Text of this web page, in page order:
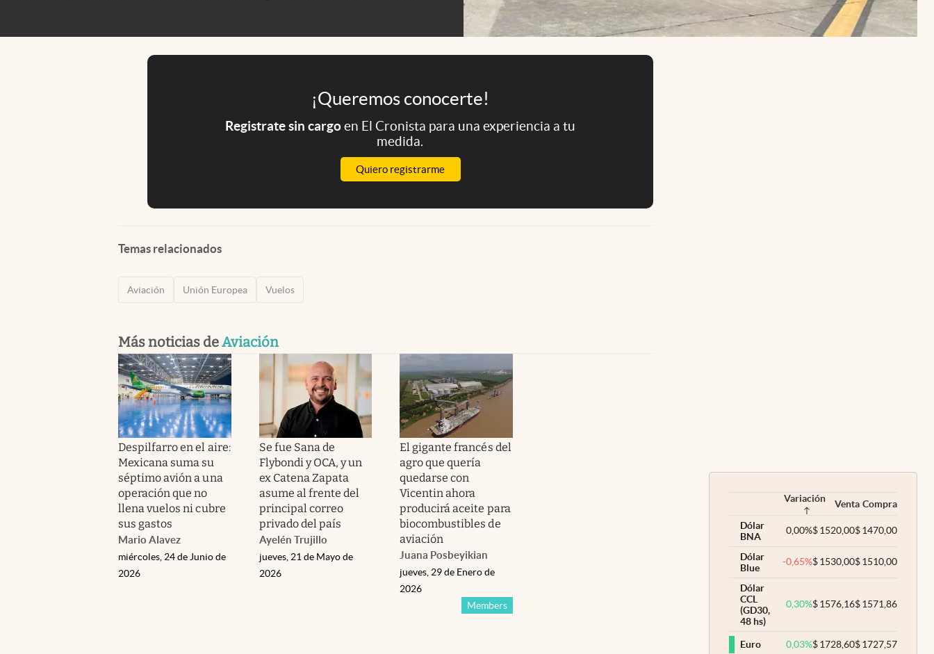
¡Queremos conocerte!
Registrate sin cargoen El Cronista para una experiencia a tu
medida.
Quiero registrarme
Temas relacionados
Aviación Unión Europea Vuelos
Más noticias deAviación
Despilfarro en el aire:
Mexicana suma su
séptimo avión a una
operación que no
llena vuelos ni cubre
sus gastos
Mario Alavez
miércoles, 24 de Junio de
2026
Se fue Sana de
Flybondi y OCA, y un
ex Catena Zapata
asume al frente del
principal correo
privado del país
Ayelén Trujillo
jueves, 21 de Mayo de
2026
El gigante francés del
agro que quería
quedarse con
Vicentin ahora
producirá aceite para
biocombustibles de
aviación
Juana Posbeyikian
Members
jueves, 29 de Enero de
2026
Variación Venta Compra
Dólar
BNA
0,00%$1520,00$1470,00
Dólar
Blue
-0,65%$1530,00$1510,00
Dólar
CCL
(GD30,
48 hs)
0,30%$1576,16$1571,86
Euro 0,03%$1728,60$1727,57